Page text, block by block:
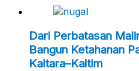
Dari Perbatasan
Bangun Ketahanan
Kaltara–Kaltim